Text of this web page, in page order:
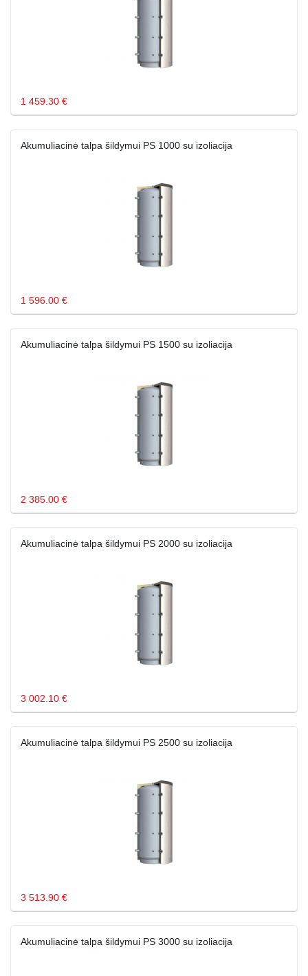
1 459.30 €
Akumuliacinė talpa šildymui PS 1000 su izoliacija
1 596.00 €
Akumuliacinė talpa šildymui PS 1500 su izoliacija
2 385.00 €
Akumuliacinė talpa šildymui PS 2000 su izoliacija
3 002.10 €
Akumuliacinė talpa šildymui PS 2500 su izoliacija
3 513.90 €
Akumuliacinė talpa šildymui PS 3000 su izoliacija